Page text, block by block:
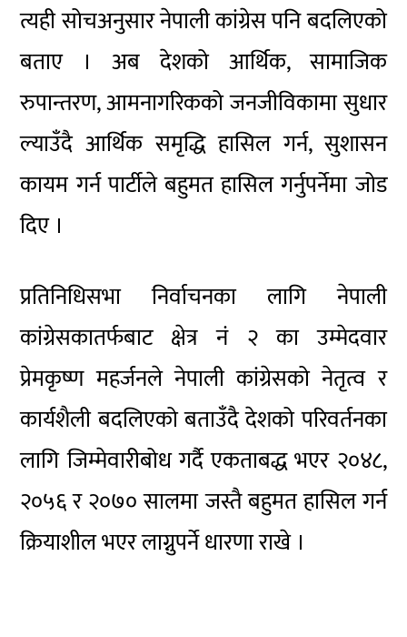
त्यही सोचअनुसार नेपालीकांग्रेसपनि बदलिएको
बताए । अब देशको आर्थिक, सामाजिक
रुपान्तरण,आमनागरिककोजनजीविकामासुधार
ल्याउँदै आर्थिक समृद्धि हासिल गर्न, सुशासन
कायम गर्न पार्टीले बहुमत हासिल गर्नुपर्नेमा जोड
दिए ।
प्रतिनिधिसभा निर्वाचनका लागि नेपाली
कांग्रेसकातर्फबाटक्षेत्र नं २ का उम्मेदवार
प्रेमकृष्ण महर्जनले नेपालीकांग्रेसकोनेतृत्व र
कार्यशैली बदलिएको बताउँदै देशको परिवर्तनका
लागि जिम्मेवारीबोध गर्दै एकताबद्ध भएर २०४८,
२०५६ र २०७० सालमा जस्तै बहुमत हासिल गर्न
क्रियाशील भएर लाग्नुपर्ने धारणा राखे ।